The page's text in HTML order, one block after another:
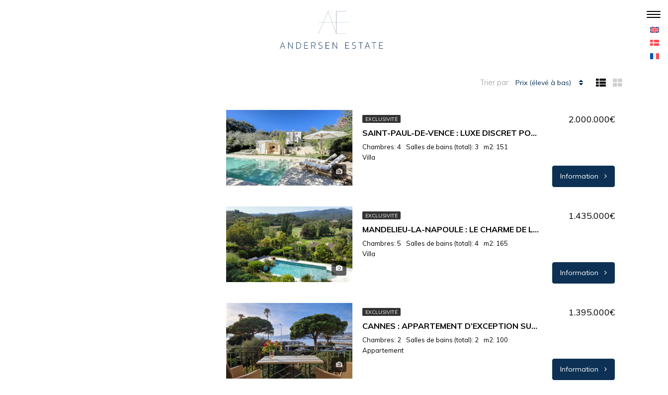
Trier par: Prix ​​(élevé à bas)
EXCLUSIVITÉ
SAINT-PAUL-DE-VENCE : LUXE DISCRET POUR CETTE VILLA LUMINEUSE TRÈS PROCHE DU VILLAGE.
Chambres: 4 Salles de bains (total): 3
m2: 151
Villa
2.000.000€
Information
EXCLUSIVITÉ
MANDELIEU-LA-NAPOULE : LE CHARME DE LA PROVENCE, L’ÉLÉGANCE DE LA RIVIERA…
Chambres: 5 Salles de bains (total): 4
m2: 165
Villa
1.435.000€
Information
EXCLUSIVITÉ
CANNES : APPARTEMENT D’EXCEPTION SUR LA CROISETTE
Chambres: 2 Salles de bains (total): 2
m2: 100
Appartement
1.395.000€
Information